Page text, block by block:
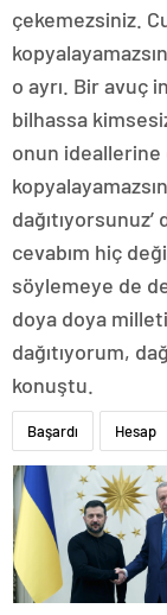
çekemezsiniz.
o ayrı. Bir avuç
bilhassa
onun ideallerine
cevabım hiç
söylemeye de
doya doya
dağıtıyorum,
konuştu.
Başardı Hesap